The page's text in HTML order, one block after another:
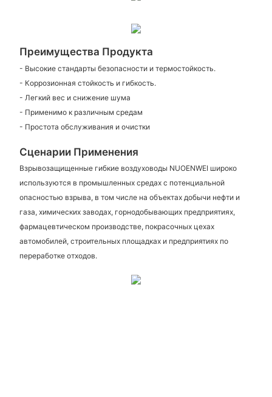
Преимущества Продукта
- Высокие стандарты безопасности и термостойкость.
- Коррозионная стойкость и гибкость.
- Легкий вес и снижение шума
- Применимо к различным средам
- Простота обслуживания и очистки
Сценарии Применения
Взрывозащищенные гибкие воздуховоды NUOENWEI широко
используются в промышленных средах с потенциальной
опасностью взрыва, в том числе на объектах добычи нефти и
газа, химических заводах, горнодобывающих предприятиях,
фармацевтическом производстве, покрасочных цехах
автомобилей, строительных площадках и предприятиях по
переработке отходов.